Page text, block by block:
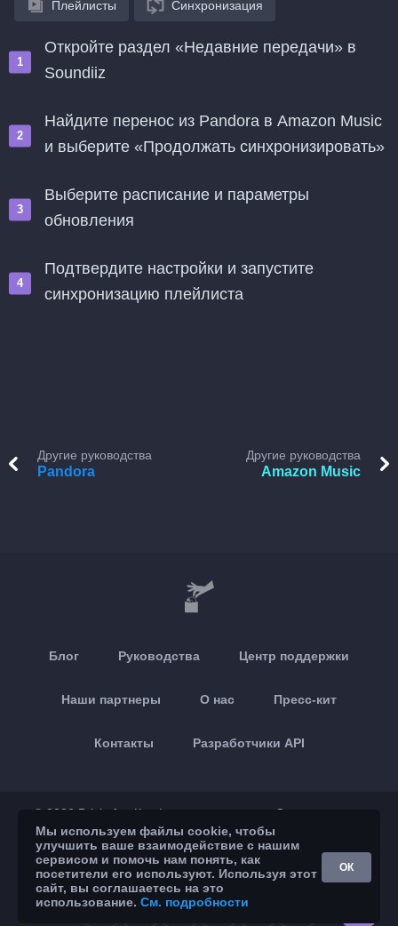
Плейлисты Синхронизация
Откройте раздел «Недавние передачи» в
Soundiiz
Найдите перенос из Pandora в Amazon Music
и выберите «Продолжать синхронизировать»
Выберите расписание и параметры
обновления
Подтвердите настройки и запустите
синхронизацию плейлиста
Другие руководства
Pandora
Другие руководства
Amazon Music
Блог Руководства Центр поддержки
Наши партнеры О нас Пресс-кит
Контакты Разработчики API
© 2026 Brickoft Конфиденциальность Статус сервиса
App Store Google Play
Мы используем файлы cookie, чтобы
улучшить ваше взаимодействие с нашим
сервисом и помочь нам понять, как
посетители его используют. Используя этот
сайт, вы соглашаетесь на это
использование. См. подробности
ОК